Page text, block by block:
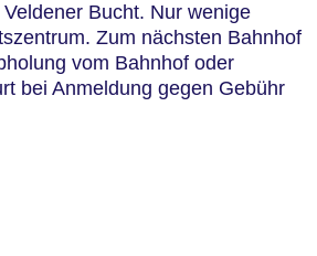
Bucht. Nur wenige
Zum nächsten Bahnhof
vom Bahnhof oder
bei Anmeldung gegen Gebühr